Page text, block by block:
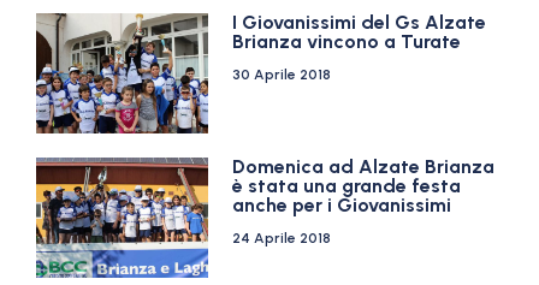
I Giovanissimi del Gs Alzate
Brianza vincono a Turate
30 Aprile 2018
Domenica ad Alzate Brianza
è stata una grande festa
anche per i Giovanissimi
24 Aprile 2018